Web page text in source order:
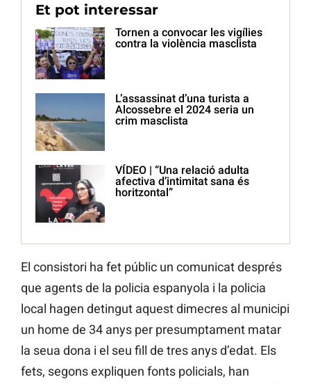
Et pot interessar
Tornen a convocar les vigílies
contra la violència masclista
L’assassinat d’una turista a
Alcossebre el 2024 seria un
crim masclista
VÍDEO | “Una relació adulta
afectiva d’intimitat sana és
horitzontal”
El consistori ha fet públic un comunicat després
que agents de la policia espanyola i la policia
local hagen detingut aquest dimecres al municipi
un home de 34 anys per presumptament matar
la seua dona i el seu fill de tres anys d’edat. Els
fets, segons expliquen fonts policials, han